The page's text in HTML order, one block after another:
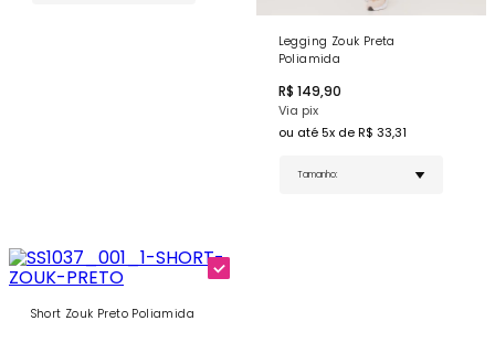
conforme sua preferência
Alças Largas - Adornadas com viés nas cores nude
Cor Preta - Nada básico para dias de treino com
Preto para um look ainda mais harmônico!
Legging Zouk Preta
Poliamida
R$ 149,90
Via pix
ou até5x de R$ 33,31
Short Zouk Preto Poliamida